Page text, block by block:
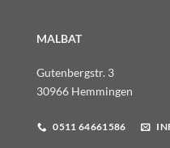
MALBAT
Gutenbergstr. 3
30966 Hemmingen
0511 64661586